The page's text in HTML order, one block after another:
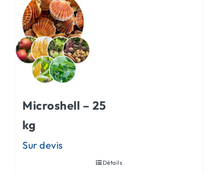
CONTACT
Microshell – 25
kg
Détails